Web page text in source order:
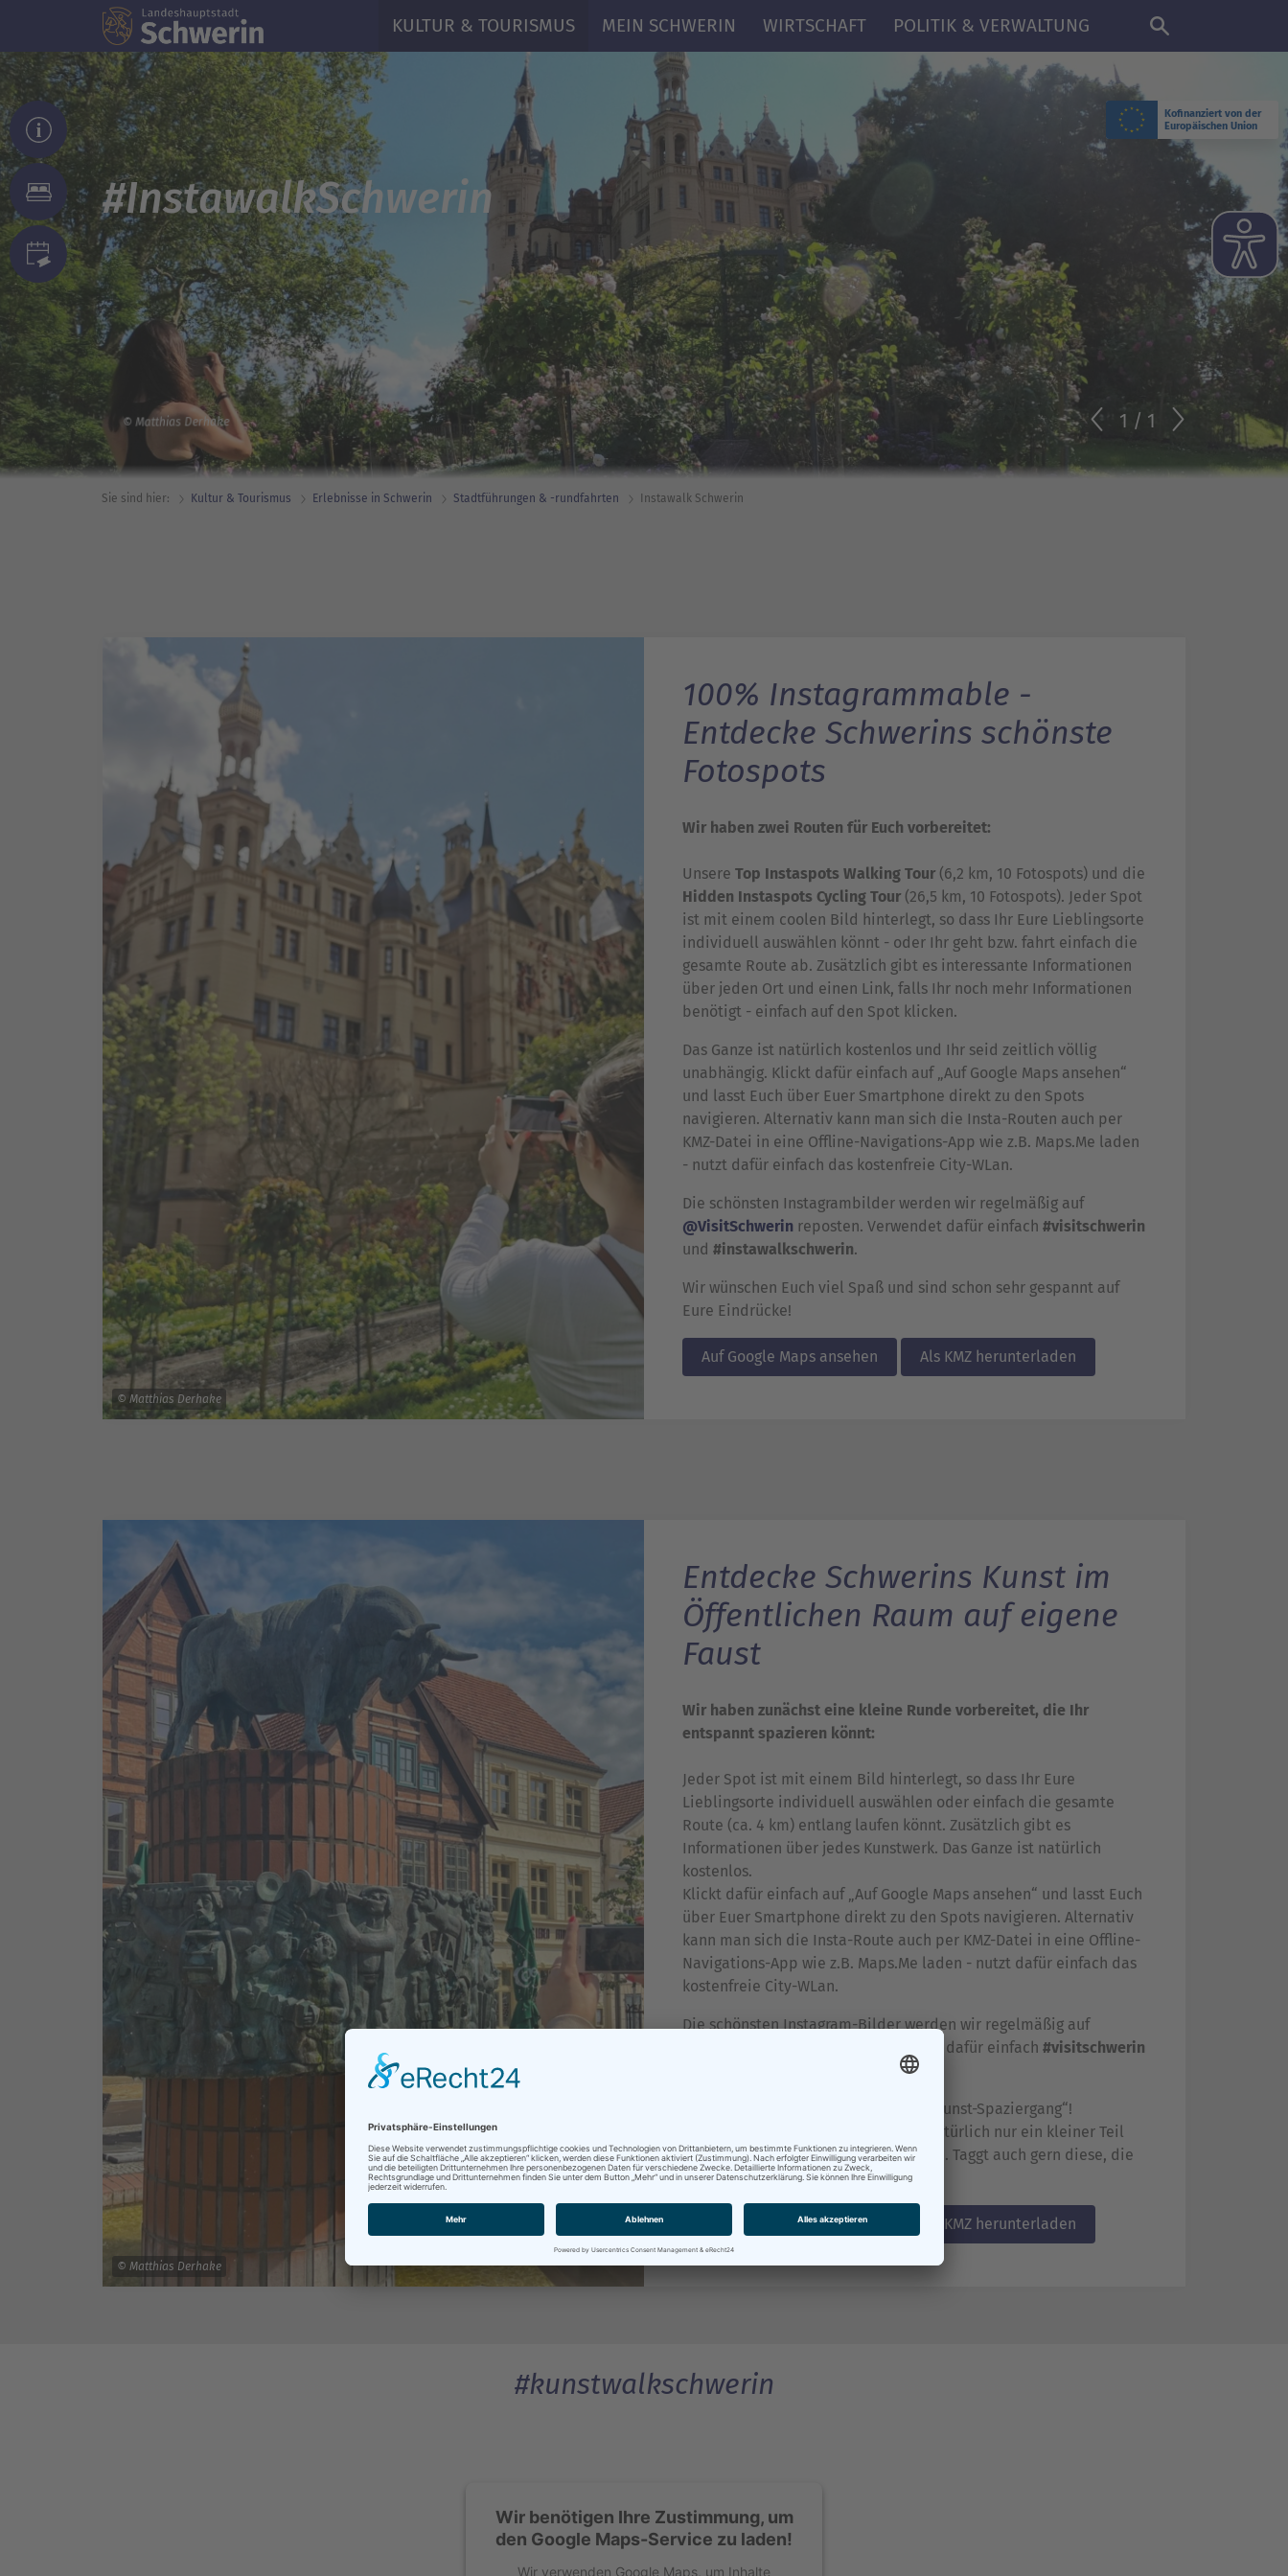
Kofinanziert von der
Europäischen Union
DE
KULTUR & TOURISMUS MEIN SCHWERIN WIRTSCHAFT POLITIK & VERWALTUNG
#InstawalkSchwerin
1 / 1
© Matthias Derhake
Sie sind hier: Kultur & Tourismus Erlebnisse in Schwerin Stadtführungen & -rundfahrten Instawalk Schwerin
© Matthias Derhake
100% Instagrammable -
Entdecke Schwerins schönste
Fotospots
Wir haben zwei Routen für Euch vorbereitet:
Unsere Top Instaspots Walking Tour (6,2 km, 10 Fotospots) und die
Hidden Instaspots Cycling Tour (26,5 km, 10 Fotospots). Jeder Spot
ist mit einem coolen Bild hinterlegt, so dass Ihr Eure Lieblingsorte
individuell auswählen könnt - oder Ihr geht bzw. fahrt einfach die
gesamte Route ab. Zusätzlich gibt es interessante Informationen
über jeden Ort und einen Link, falls Ihr noch mehr Informationen
benötigt - einfach auf den Spot klicken.
Das Ganze ist natürlich kostenlos und Ihr seid zeitlich völlig
unabhängig. Klickt dafür einfach auf „Auf Google Maps ansehen“
und lasst Euch über Euer Smartphone direkt zu den Spots
navigieren. Alternativ kann man sich die Insta-Routen auch per
KMZ-Datei in eine Offline-Navigations-App wie z.B. Maps.Me laden
- nutzt dafür einfach das kostenfreie City-WLan.
Die schönsten Instagrambilder werden wir regelmäßig auf
@VisitSchwerin reposten. Verwendet dafür einfach #visitschwerin
und #instawalkschwerin.
Wir wünschen Euch viel Spaß und sind schon sehr gespannt auf
Eure Eindrücke!
Auf Google Maps ansehen Als KMZ herunterladen
© Matthias Derhake
Entdecke Schwerins Kunst im
Öffentlichen Raum auf eigene
Faust
Wir haben zunächst eine kleine Runde vorbereitet, die Ihr
entspannt spazieren könnt:
Jeder Spot ist mit einem Bild hinterlegt, so dass Ihr Eure
Lieblingsorte individuell auswählen oder einfach die gesamte
Route (ca. 4 km) entlang laufen könnt. Zusätzlich gibt es
Informationen über jedes Kunstwerk. Das Ganze ist natürlich
kostenlos.
Klickt dafür einfach auf „Auf Google Maps ansehen“ und lasst Euch
über Euer Smartphone direkt zu den Spots navigieren. Alternativ
kann man sich die Insta-Route auch per KMZ-Datei in eine Offline-
Navigations-App wie z.B. Maps.Me laden - nutzt dafür einfach das
kostenfreie City-WLan.
Die schönsten Instagram-Bilder werden wir regelmäßig auf
reposten. Verwendet dafür einfach #visitschwerin
Wir wünschen Euch viel Spaß beim „Kunst-Spaziergang“!
Die enthaltenen Kunstobjekte sind natürlich nur ein kleiner Teil
aller in der Stadt vorhandenen Werke. Taggt auch gern diese, die
Ihr selbst entdeckt!
Auf Google Maps ansehen Als KMZ herunterladen
#kunstwalkschwerin
Wir benötigen Ihre Zustimmung, um
den Google Maps-Service zu laden!
Wir verwenden Google Maps, um Inhalte